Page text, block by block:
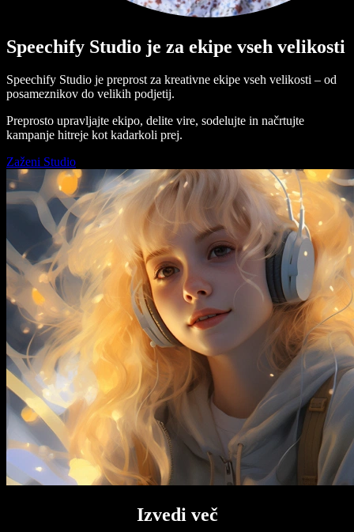
Speechify Studio je za ekipe vseh velikosti
Speechify Studio je preprost za kreativne ekipe vseh velikosti – od
posameznikov do velikih podjetij.
Preprosto upravljajte ekipo, delite vire, sodelujte in načrtujte
kampanje hitreje kot kadarkoli prej.
Zaženi Studio
Izvedi več